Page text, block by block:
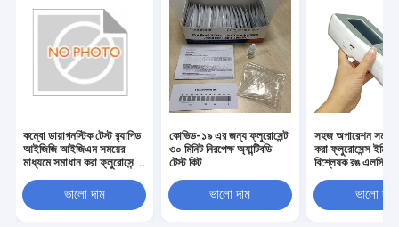
কম্বো ডায়াগনস্টিক টেস্ট র‍্যাপিড
আইজিজি আইজিএম সময়ের
মাধ্যমে সমাধান করা ফ্লুরোসেন্স
ভালো দাম
কোভিড-১৯ এর জন্য ফ্লুরোসেন্ট
৩০ মিনিট নিরপেক্ষ অ্যান্টিবডি
টেস্ট কিট
ভালো দাম
সহজ অপারেশন সময়
করা ফ্লুরোসেন্স
বিশ্লেষক রঙ এলসিডি
ভালো দাম